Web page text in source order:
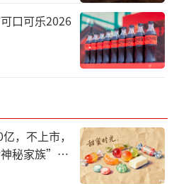
员王丽萍1月12日表示，
，当前流感流行的优势
中国国家流感中心对近期
病毒进行抗原性分析，
配度良好，疫苗接种有
目前流行的流感病毒对
治疗有效。
口可乐2026
，不上市，
秘家族”浮